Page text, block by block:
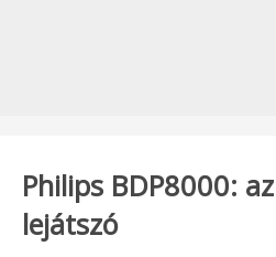
Philips BDP8000:
lejátszó